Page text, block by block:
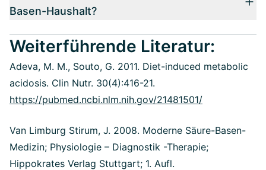
Basen-Haushalt?
Weiterführende Literatur:
Adeva, M. M., Souto, G. 2011. Diet-induced metabolic
acidosis. Clin Nutr. 30(4):416-21.
https://pubmed.ncbi.nlm.nih.gov/21481501/
Van Limburg Stirum, J. 2008. Moderne Säure-Basen-
Medizin; Physiologie – Diagnostik -Therapie;
Hippokrates Verlag Stuttgart; 1. Aufl.